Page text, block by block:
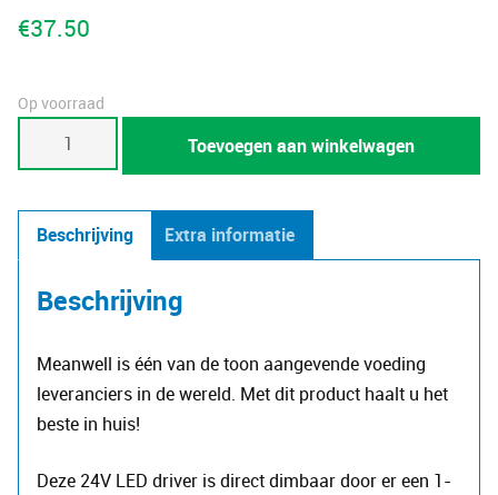
€37.50
Op voorraad
Toevoegen aan winkelwagen
Beschrijving Extra informatie
Beschrijving
Meanwell is één van de toon aangevende voeding
leveranciers in de wereld. Met dit product haalt u het
beste in huis!
​Deze 24V LED driver is direct dimbaar door er een 1-